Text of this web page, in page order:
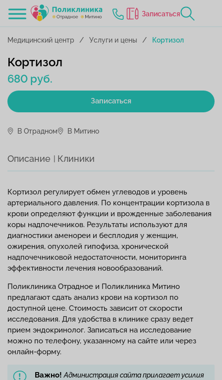
Записаться
Медицинский центр Услуги и цены Кортизол
680 руб.
Записаться
Кортизол
В Отрадном В Митино
Описание Клиники
Кортизол регулирует обмен углеводов и уровень
артериального давления. По концентрации кортизола в
крови определяют функции и врожденные заболевания
коры надпочечников. Результаты используют для
диагностики аменореи и бесплодия у женщин,
ожирения, опухолей гипофиза, хронической
надпочечниковой недостаточности, мониторинга
эффективности лечения новообразований.
Поликлиника Отрадное и Поликлиника Митино
предлагают сдать анализ крови на кортизол по
доступной цене. Стоимость зависит от скорости
исследования. Для удобства в клинике сразу ведет
прием эндокринолог. Записаться на исследование
можно по телефону, указанному на сайте или через
онлайн-форму.
Важно! Администрация сайта прилагает усилия